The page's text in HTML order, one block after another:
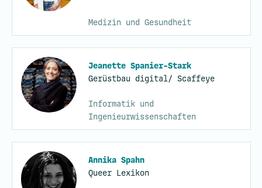
Medizin und Gesundheit
Jeanette Spanier-Stark
Gerüstbau digital/ Scaffeye
Informatik und
Ingenieurwissenschaften
Annika Spahn
Queer Lexikon